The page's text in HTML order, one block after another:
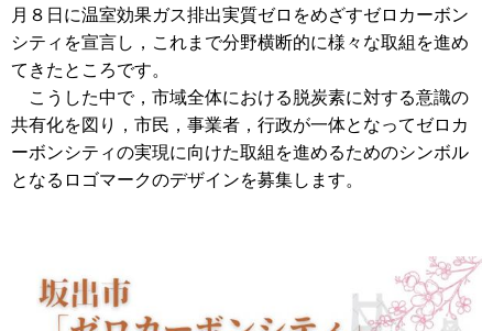
月８日に温室効果ガス排出実質ゼロをめざすゼロカーボン
シティを宣言し，これまで分野横断的に様々な取組を進め
てきたところです。
こうした中で，市域全体における脱炭素に対する意識の
共有化を図り，市民，事業者，行政が一体となってゼロカ
ーボンシティの実現に向けた取組を進めるためのシンボル
となるロゴマークのデザインを募集します。